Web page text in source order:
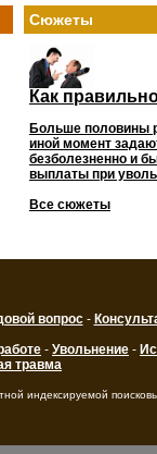
Сюжеты
Как
Больше половины
иной момент
безболезненно и
выплаты при
Все сюжеты
вопрос-
- Увольнение -
травма
индексируемой